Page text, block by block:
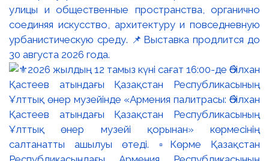
улицы и общественные пространства, органично
соединяя искусство, архитектуру и повседневную
урбанистическую среду. 📌Выставка продлится до
30 августа 2026 года.